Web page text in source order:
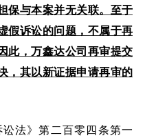
保与本案并无关联。至于
假诉讼的问题，不属于再
此，万鑫达公司再审提交
，其以新证据申请再审的
法》第二百零四条第一